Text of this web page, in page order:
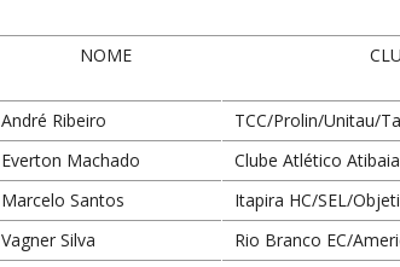
NOME
André Ribeiro TCC/Prolin/Unitau/
Everton Machado Clube Atlético Atibaia
Marcelo Santos Itapira HC/SEL/
Vagner Silva Rio Branco EC/